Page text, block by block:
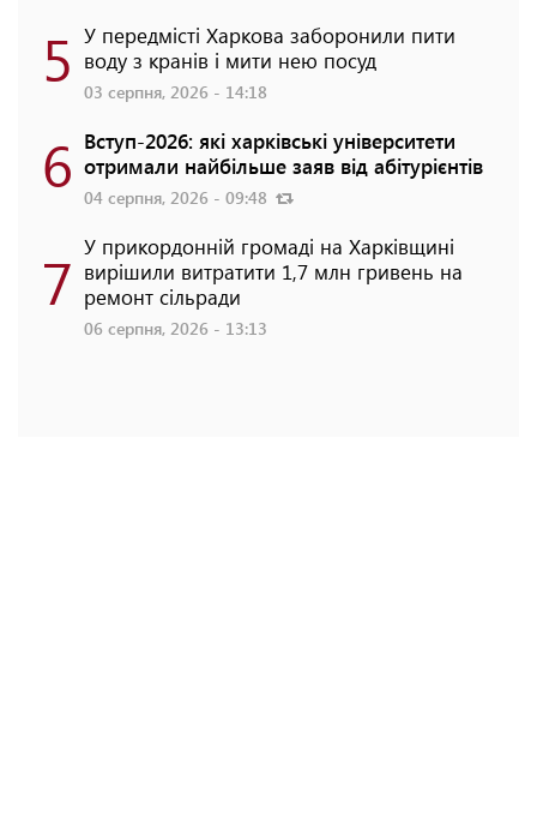
5 У передмісті Харкова заборонили пити
воду з кранів і мити нею посуд
03 серпня, 2026 - 14:18
6 Вступ-2026: які харківські університети
отримали найбільше заяв від абітурієнтів
04 серпня, 2026 - 09:48
7 У прикордонній громаді на Харківщині
вирішили витратити 1,7 млн гривень на
ремонт сільради
06 серпня, 2026 - 13:13